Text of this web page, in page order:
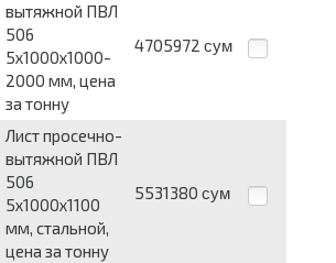
вытяжной ПВЛ
506
5х1000х1000-
2000 мм, цена
за тонну
4705972 сум
Лист просечно-
вытяжной ПВЛ
506
5х1000х1100
мм, стальной,
цена за тонну
5531380 сум